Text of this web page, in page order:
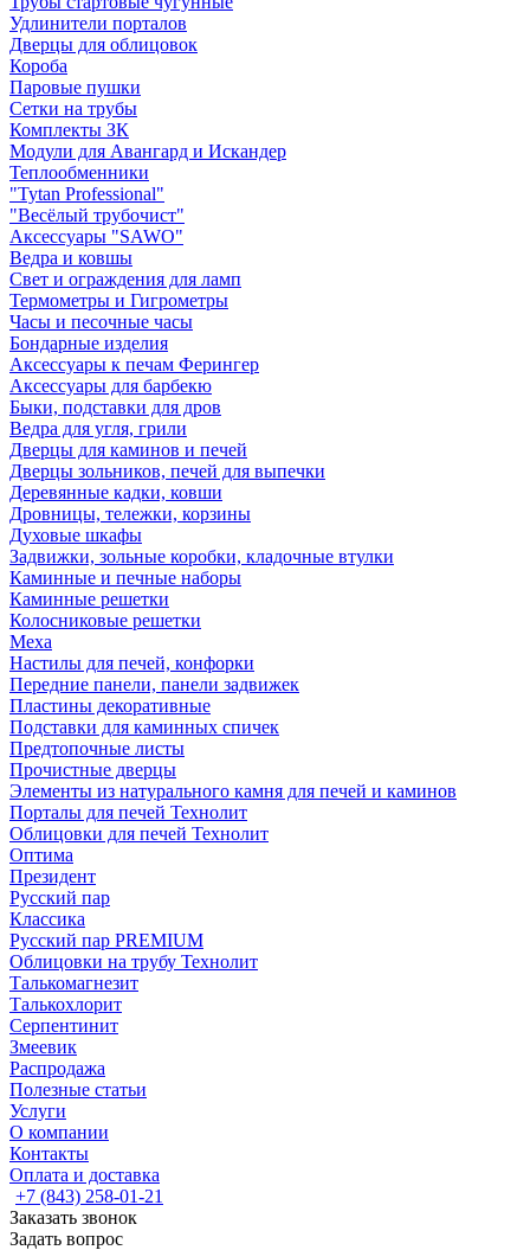
Удлинители порталов
Дверцы для облицовок
Короба
Паровые пушки
Сетки на трубы
Комплекты ЗК
Модули для Авангард и Искандер
Теплообменники
"Tytan Professional"
"Весёлый трубочист"
Аксессуары "SAWO"
Ведра и ковшы
Свет и ограждения для ламп
Термометры и Гигрометры
Часы и песочные часы
Бондарные изделия
Аксессуары к печам Ферингер
Аксессуары для барбекю
Быки, подставки для дров
Ведра для угля, грили
Дверцы для каминов и печей
Дверцы зольников, печей для выпечки
Деревянные кадки, ковши
Дровницы, тележки, корзины
Духовые шкафы
Задвижки, зольные коробки, кладочные втулки
Каминные и печные наборы
Каминные решетки
Колосниковые решетки
Меха
Настилы для печей, конфорки
Передние панели, панели задвижек
Пластины декоративные
Подставки для каминных спичек
Предтопочные листы
Прочистные дверцы
Элементы из натурального камня для печей и каминов
Порталы для печей Технолит
Облицовки для печей Технолит
Оптима
Президент
Русский пар
Классика
Русский пар PREMIUM
Облицовки на трубу Технолит
Талькомагнезит
Талькохлорит
Серпентинит
Змеевик
Распродажа
Полезные статьи
Услуги
О компании
Контакты
Оплата и доставка
+7 (843) 258-01-21
Заказать звонок
Задать вопрос